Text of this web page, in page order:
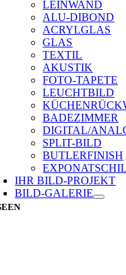
LEINWAND
ALU-DIBOND
ACRYLGLAS
GLAS
TEXTIL
AKUSTIK
FOTO-TAPETE
LEUCHTBILD
BADEZIMMER
DIGITAL/
SPLIT-BILD
BUTLERFINISH
IHR BILD-PROJEKT
BILD-GALERIE